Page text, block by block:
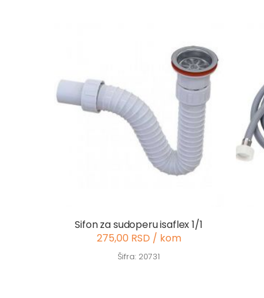
Sifon za sudoperu isaflex 1/1
275,00 RSD / kom
Šifra: 20731